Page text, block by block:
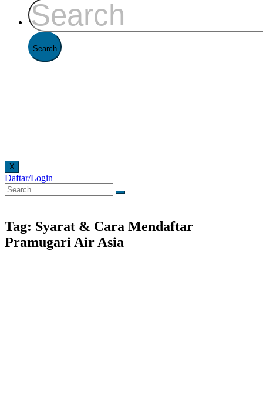
X
Daftar/Login
Tag: Syarat & Cara Mendaftar
Pramugari Air Asia